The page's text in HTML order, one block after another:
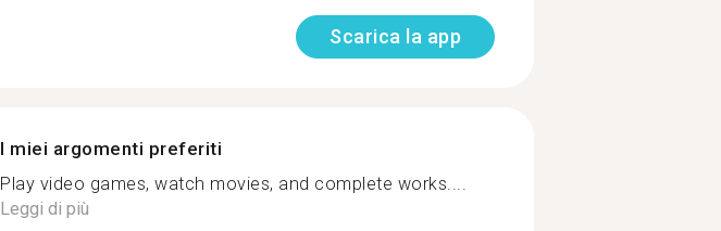
Scarica la app
I miei argomenti preferiti
Play video games, watch movies, and complete works....
Leggi di più